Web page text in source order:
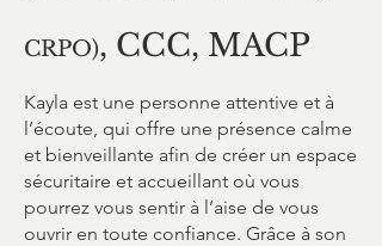
CRPO), CCC, MACP
Kayla est une personne attentive et à
l’écoute, qui offre une présence calme
et bienveillante afin de créer un espace
sécuritaire et accueillant où vous
pourrez vous sentir à l’aise de vous
ouvrir en toute confiance. Grâce à son